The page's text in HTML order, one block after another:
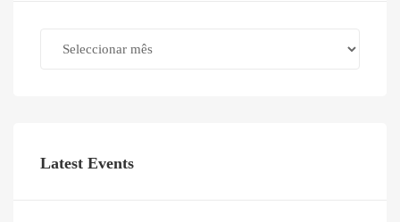
Latest Events